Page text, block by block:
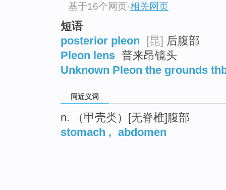
基于16个网页-相关网页
短语
posterior pleon [昆] 后腹部
Pleon lens 普来昂镜头
Unknown Pleon the grounds
同近义词
n. （甲壳类）[无脊椎]腹部
stomach , abdomen